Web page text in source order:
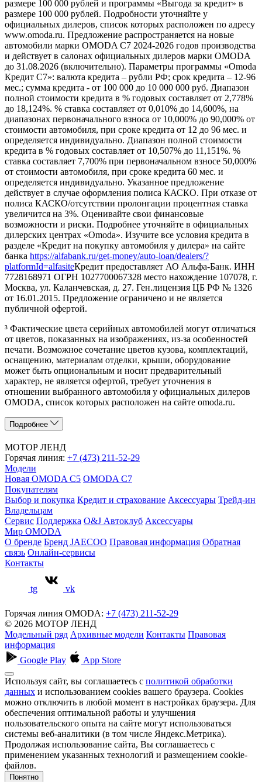
размере 100 000 рублей и программы «Выгода за кредит» в
размере 100 000 рублей. Подробности уточняйте у
официальных дилеров, список которых расположен по адресу
www.omoda.ru. Предложение распространяется на новые
автомобили марки OMODA C7 2024-2026 годов производства
и действует в салонах официальных дилеров марки OMODA
до 31.08.2026 (включительно). Параметры программы «Omoda
Кредит C7»: валюта кредита – рубли РФ; срок кредита – 12-96
мес.; сумма кредита - от 100 000 до 10 000 000 руб. Диапазон
полной стоимости кредита в % годовых составляет от 2,778%
до 18,124%. % ставка составляет от 0,010% до 14,600%, на
диапазонах первоначального взноса от 10,000% до 90,000% от
стоимости автомобиля, при сроке кредита от 12 до 96 мес. и
определяется индивидуально. Диапазон полной стоимости
кредита в % годовых составляет от 10,507% до 11,151%. %
ставка составляет 7,700% при первоначальном взносе 50,000%
от стоимости автомобиля, при сроке кредита 60 мес. и
определяется индивидуально. Указанное предложение
действует в случае оформления полиса КАСКО. При отказе от
полиса КАСКО/отсутствии пролонгации процентная ставка
увеличится на 3%. Оценивайте свои финансовые
возможности и риски. Подробнее уточняйте в официальных
дилерских центрах «Omoda». Изучите все условия кредита в
разделе «Кредит на покупку автомобиля у дилера» на сайте
банка https://alfabank.ru/get-money/auto-loan/dealers/?
platformId=alfasiteКредит предоставляет АО Альфа-Банк. ИНН
7728168971 ОГРН 1027700067328 место нахождение 107078, г.
Москва, ул. Каланчевская, д. 27. Ген.лицензия ЦБ РФ № 1326
от 16.01.2015. Предложение ограничено и не является
публичной офертой.
³ Фактические цвета серийных автомобилей могут отличаться
от цветов, показанных на изображениях, из-за особенностей
печати. Возможное сочетание цветов кузова, комплектаций,
оснащению, материалам отделки, крыши, оборудование
может быть опциональным и носит предварительный
характер, не является офертой, требует уточнения в
отношении выбранного автомобиля у официальных дилеров
OMODA, список которых расположен на сайте omoda.ru.
Подробнее
МОТОР ЛЕНД
Горячая линия: +7 (473) 211-52-29
Модели
Новая OMODA C5 OMODA C7
Покупателям
Выбор и покупка Кредит и страхование Аксессуары Трейд-ин
Владельцам
Сервис Поддержка O&J Автоклуб Аксессуары
Мир OMODA
О бренде Бренд JAECOO Правовая информация Обратная
связь Онлайн-сервисы
Контакты
tg vk
Горячая линия OMODA: +7 (473) 211-52-29
© 2026 МОТОР ЛЕНД
Модельный ряд Архивные модели Контакты Правовая
информация
Google Play
App Store
Используя сайт, вы соглашаетесь с политикой обработки
данных и использованием cookies вашего браузера. Cookies
можно отключить в любой момент в настройках браузера. Для
обеспечения оптимальной работы и улучшения
пользовательского опыта на сайте могут использоваться
системы веб-аналитики (в том числе Яндекс.Метрика).
Продолжая использование сайта, Вы соглашаетесь с
применением указанных технологий и размещением cookie-
файлов.
Понятно